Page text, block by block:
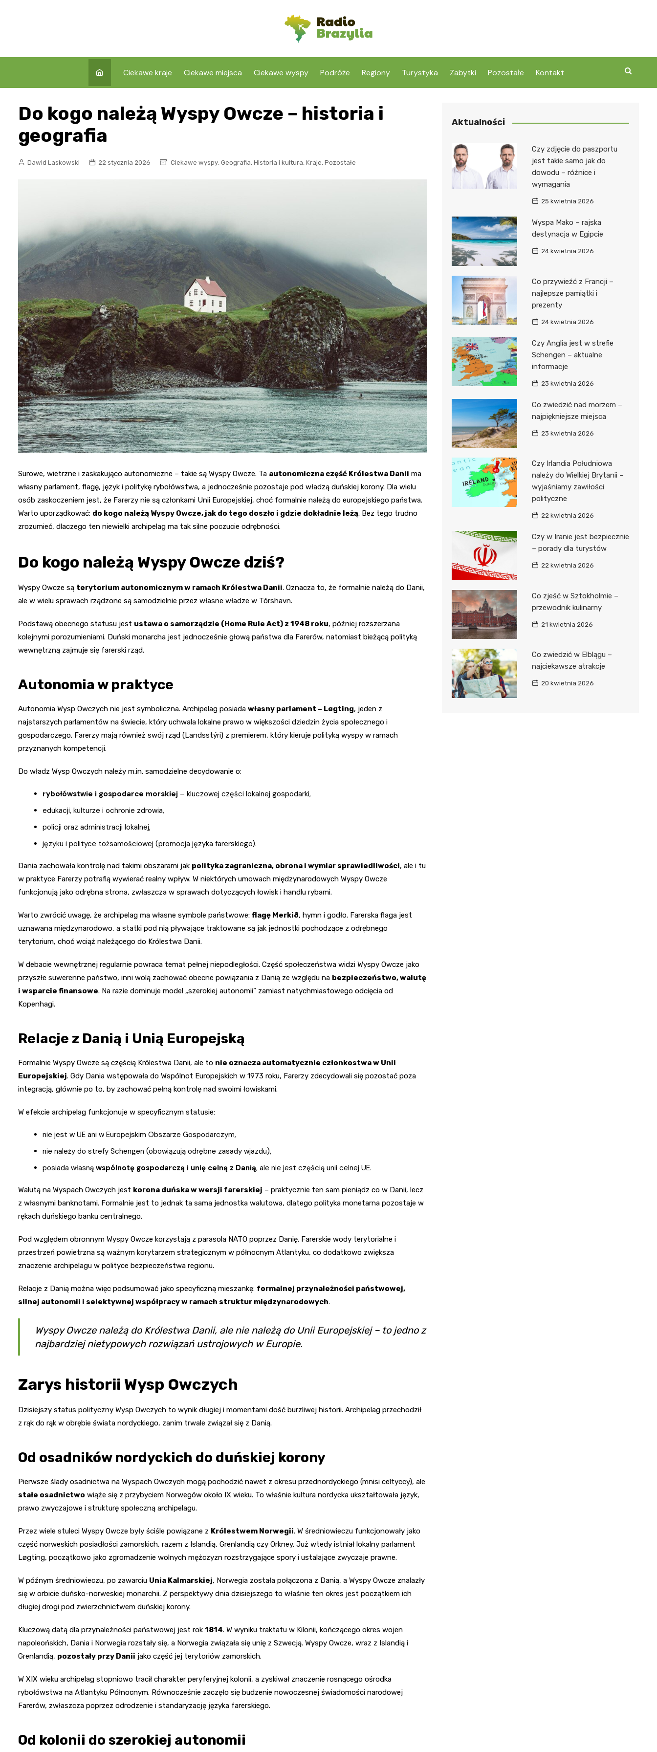
Ciekawe kraje Ciekawe miejsca Ciekawe wyspy Podróże Regiony Turystyka Zabytki Pozostałe Kontakt
Do kogo należą Wyspy Owcze – historia i
geografia
Dawid Laskowski 22 stycznia 2026 Ciekawe wyspy, Geografia, Historia i kultura, Kraje, Pozostałe
Surowe, wietrzne i zaskakująco autonomiczne – takie są Wyspy Owcze. Ta autonomiczna część Królestwa Danii ma
własny parlament, flagę, język i politykę rybołówstwa, a jednocześnie pozostaje pod władzą duńskiej korony. Dla wielu
osób zaskoczeniem jest, że Farerzy nie są członkami Unii Europejskiej, choć formalnie należą do europejskiego państwa.
Warto uporządkować: do kogo należą Wyspy Owcze, jak do tego doszło i gdzie dokładnie leżą. Bez tego trudno
zrozumieć, dlaczego ten niewielki archipelag ma tak silne poczucie odrębności.
Do kogo należą Wyspy Owcze dziś?
Wyspy Owcze są terytorium autonomicznym w ramach Królestwa Danii. Oznacza to, że formalnie należą do Danii,
ale w wielu sprawach rządzone są samodzielnie przez własne władze w Tórshavn.
Podstawą obecnego statusu jest ustawa o samorządzie (Home Rule Act) z 1948 roku, później rozszerzana
kolejnymi porozumieniami. Duński monarcha jest jednocześnie głową państwa dla Farerów, natomiast bieżącą polityką
wewnętrzną zajmuje się farerski rząd.
Autonomia w praktyce
Autonomia Wysp Owczych nie jest symboliczna. Archipelag posiada własny parlament – Løgting, jeden z
najstarszych parlamentów na świecie, który uchwala lokalne prawo w większości dziedzin życia społecznego i
gospodarczego. Farerzy mają również swój rząd (Landsstýri) z premierem, który kieruje polityką wyspy w ramach
przyznanych kompetencji.
Do władz Wysp Owczych należy m.in. samodzielne decydowanie o:
rybołówstwie i gospodarce morskiej – kluczowej części lokalnej gospodarki,
edukacji, kulturze i ochronie zdrowia,
policji oraz administracji lokalnej,
języku i polityce tożsamościowej (promocja języka farerskiego).
Dania zachowała kontrolę nad takimi obszarami jak polityka zagraniczna, obrona i wymiar sprawiedliwości, ale i tu
w praktyce Farerzy potrafią wywierać realny wpływ. W niektórych umowach międzynarodowych Wyspy Owcze
funkcjonują jako odrębna strona, zwłaszcza w sprawach dotyczących łowisk i handlu rybami.
Warto zwrócić uwagę, że archipelag ma własne symbole państwowe: flagę Merkið, hymn i godło. Farerska flaga jest
uznawana międzynarodowo, a statki pod nią pływające traktowane są jak jednostki pochodzące z odrębnego
terytorium, choć wciąż należącego do Królestwa Danii.
W debacie wewnętrznej regularnie powraca temat pełnej niepodległości. Część społeczeństwa widzi Wyspy Owcze jako
przyszłe suwerenne państwo, inni wolą zachować obecne powiązania z Danią ze względu na bezpieczeństwo, walutę
i wsparcie finansowe. Na razie dominuje model „szerokiej autonomii” zamiast natychmiastowego odcięcia od
Kopenhagi.
Relacje z Danią i Unią Europejską
Formalnie Wyspy Owcze są częścią Królestwa Danii, ale to nie oznacza automatycznie członkostwa w Unii
Europejskiej. Gdy Dania wstępowała do Wspólnot Europejskich w 1973 roku, Farerzy zdecydowali się pozostać poza
integracją, głównie po to, by zachować pełną kontrolę nad swoimi łowiskami.
W efekcie archipelag funkcjonuje w specyficznym statusie:
nie jest w UE ani w Europejskim Obszarze Gospodarczym,
nie należy do strefy Schengen (obowiązują odrębne zasady wjazdu),
posiada własną wspólnotę gospodarczą i unię celną z Danią, ale nie jest częścią unii celnej UE.
Walutą na Wyspach Owczych jest korona duńska w wersji farerskiej – praktycznie ten sam pieniądz co w Danii, lecz
z własnymi banknotami. Formalnie jest to jednak ta sama jednostka walutowa, dlatego polityka monetarna pozostaje w
rękach duńskiego banku centralnego.
Pod względem obronnym Wyspy Owcze korzystają z parasola NATO poprzez Danię. Farerskie wody terytorialne i
przestrzeń powietrzna są ważnym korytarzem strategicznym w północnym Atlantyku, co dodatkowo zwiększa
znaczenie archipelagu w polityce bezpieczeństwa regionu.
Relacje z Danią można więc podsumować jako specyficzną mieszankę: formalnej przynależności państwowej,
silnej autonomii i selektywnej współpracy w ramach struktur międzynarodowych.
Wyspy Owcze należą do Królestwa Danii, ale nie należą do Unii Europejskiej – to jedno z
najbardziej nietypowych rozwiązań ustrojowych w Europie.
Zarys historii Wysp Owczych
Dzisiejszy status polityczny Wysp Owczych to wynik długiej i momentami dość burzliwej historii. Archipelag przechodził
z rąk do rąk w obrębie świata nordyckiego, zanim trwale związał się z Danią.
Od osadników nordyckich do duńskiej korony
Pierwsze ślady osadnictwa na Wyspach Owczych mogą pochodzić nawet z okresu przednordyckiego (mnisi celtyccy), ale
stałe osadnictwo wiąże się z przybyciem Norwegów około IX wieku. To właśnie kultura nordycka ukształtowała język,
prawo zwyczajowe i strukturę społeczną archipelagu.
Przez wiele stuleci Wyspy Owcze były ściśle powiązane z Królestwem Norwegii. W średniowieczu funkcjonowały jako
część norweskich posiadłości zamorskich, razem z Islandią, Grenlandią czy Orkney. Już wtedy istniał lokalny parlament
Løgting, początkowo jako zgromadzenie wolnych mężczyzn rozstrzygające spory i ustalające zwyczaje prawne.
W późnym średniowieczu, po zawarciu Unia Kalmarskiej, Norwegia została połączona z Danią, a Wyspy Owcze znalazły
się w orbicie duńsko-norweskiej monarchii. Z perspektywy dnia dzisiejszego to właśnie ten okres jest początkiem ich
długiej drogi pod zwierzchnictwem duńskiej korony.
Kluczową datą dla przynależności państwowej jest rok 1814. W wyniku traktatu w Kilonii, kończącego okres wojen
napoleońskich, Dania i Norwegia rozstały się, a Norwegia związała się unię z Szwecją. Wyspy Owcze, wraz z Islandią i
Grenlandią, pozostały przy Danii jako część jej terytoriów zamorskich.
W XIX wieku archipelag stopniowo tracił charakter peryferyjnej kolonii, a zyskiwał znaczenie rosnącego ośrodka
rybołówstwa na Atlantyku Północnym. Równocześnie zaczęło się budzenie nowoczesnej świadomości narodowej
Farerów, zwłaszcza poprzez odrodzenie i standaryzację języka farerskiego.
Od kolonii do szerokiej autonomii
Aktualności
Czy zdjęcie do paszportu
jest takie samo jak do
dowodu – różnice i
wymagania
25 kwietnia 2026
Wyspa Mako – rajska
destynacja w Egipcie
24 kwietnia 2026
Co przywieźć z Francji –
najlepsze pamiątki i
prezenty
24 kwietnia 2026
Czy Anglia jest w strefie
Schengen – aktualne
informacje
23 kwietnia 2026
Co zwiedzić nad morzem –
najpiękniejsze miejsca
23 kwietnia 2026
Czy Irlandia Południowa
należy do Wielkiej Brytanii –
wyjaśniamy zawiłości
polityczne
22 kwietnia 2026
Czy w Iranie jest bezpiecznie
– porady dla turystów
22 kwietnia 2026
Co zjeść w Sztokholmie –
przewodnik kulinarny
21 kwietnia 2026
Co zwiedzić w Elblągu –
najciekawsze atrakcje
20 kwietnia 2026